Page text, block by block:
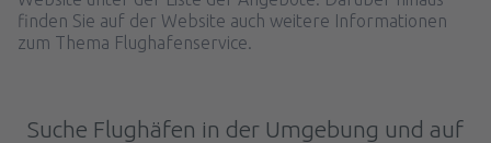
finden Sie auf der Website auch weitere Informationen
zum Thema Flughafenservice.
Suche Flughäfen in der Umgebung und auf